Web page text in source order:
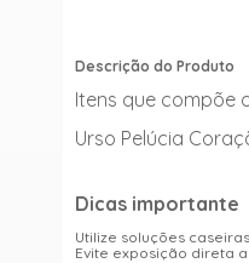
Descrição do Produto
Itens que compõe
Urso Pelúcia
Dicas importante
Utilize soluções
Evite exposição direta